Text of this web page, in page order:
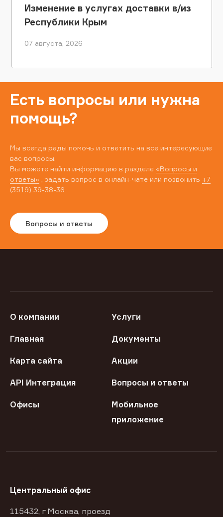
Изменение в услугах доставки в/из
Республики Крым
07 августа, 2026
Есть вопросы или нужна
помощь?
Мы всегда рады помочь и ответить на все интересующие
вас вопросы.
Вы можете найти информацию в разделе «Вопросы и
ответы» , задать вопрос в онлайн-чате или позвонить +7
(3519) 39-38-36
Вопросы и ответы
О компании Услуги
Главная Документы
Карта сайта Акции
API Интеграция Вопросы и ответы
Офисы
Мобильное
приложение
Центральный офис
115432, г Москва, проезд